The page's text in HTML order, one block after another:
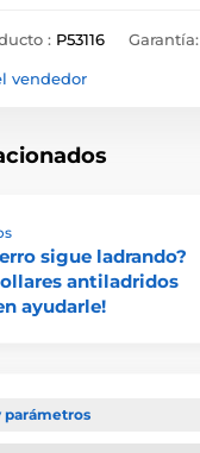
: P53116 Garantía:
vendedor
sigue ladrando?
antiladridos
ayudarle!
parámetros